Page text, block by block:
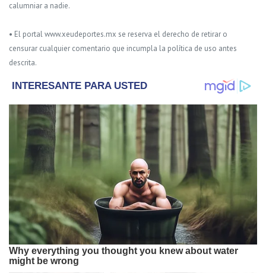
calumniar a nadie.
• El portal www.xeudeportes.mx se reserva el derecho de retirar o
censurar cualquier comentario que incumpla la política de uso antes
descrita.